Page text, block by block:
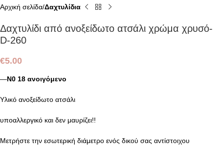
Αρχική σελίδα Δαχτυλίδια
Δαχτυλίδι από ανοξείδωτο ατσάλι χρώμα χρυσό-
D-260
€5.00
—Ν0 18 ανοιγόμενο
Υλικό ανοξείδωτο ατσάλι
υποαλλεργικό και δεν μαυρίζει!!
Μετρήστε την εσωτερική διάμετρο ενός δικού σας αντίστοιχου